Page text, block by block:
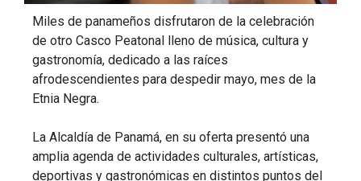
Miles de panameños disfrutaron de la celebración
de otro Casco Peatonal lleno de música, cultura y
gastronomía, dedicado a las raíces
afrodescendientes para despedir mayo, mes de la
Etnia Negra.
La Alcaldía de Panamá, en su oferta presentó una
amplia agenda de actividades culturales, artísticas,
deportivas y gastronómicas en distintos puntos del